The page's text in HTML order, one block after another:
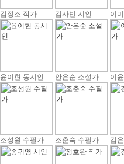
김정조 작가 김사빈 시인 이
윤이현 동시인 안은순 소설가 이
조성원 수필가 조춘숙 수필가 김